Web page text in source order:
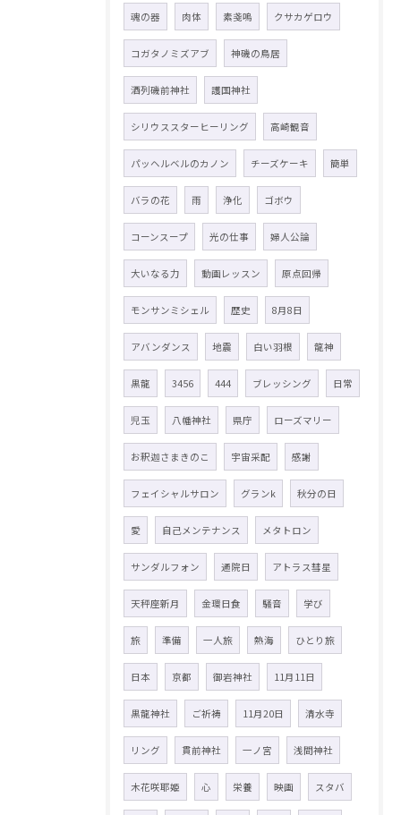
魂の器 肉体 素戔嗚 クサカゲロウ
コガタノミズアブ 神磯の鳥居
酒列磯前神社 護国神社
シリウススターヒーリング 高崎観音
パッヘルベルのカノン チーズケーキ 簡単
バラの花 雨 浄化 ゴボウ
コーンスープ 光の仕事 婦人公論
大いなる力 動画レッスン 原点回帰
モンサンミシェル 歴史 8月8日
アバンダンス 地震 白い羽根 龍神
黒龍 3456 444 ブレッシング 日常
児玉 八幡神社 県庁 ローズマリー
お釈迦さまきのこ 宇宙采配 感謝
フェイシャルサロン グランk 秋分の日
愛 自己メンテナンス メタトロン
サンダルフォン 通院日 アトラス彗星
天秤座新月 金環日食 騒音 学び
旅 準備 一人旅 熱海 ひとり旅
日本 京都 御岩神社 11月11日
黒龍神社 ご祈祷 11月20日 清水寺
リング 貫前神社 一ノ宮 浅間神社
木花咲耶姫 心 栄養 映画 スタバ